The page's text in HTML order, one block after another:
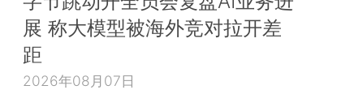
展 称大模型被海外竞对拉开差
距
2026年08月07日